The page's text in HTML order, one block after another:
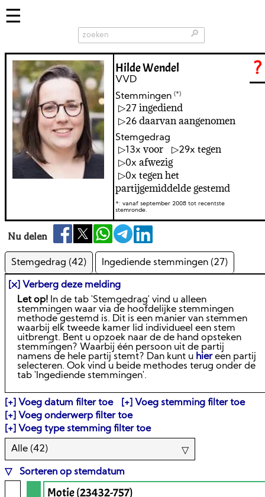
🔎
?
Hilde Wendel
VVD
Stemmingen (*)
27 ingediend
26 daarvan aangenomen
Stemgedrag
13
voor 29 tegen
0 afwezig
0
tegen het
partijgemiddelde gestemd
*: vanaf september 2008 tot recentste
stemronde.
Nu delen
Stemgedrag (42) Ingediende stemmingen (27)
[⛌] Verberg deze melding
Let op! In de tab 'Stemgedrag' vind u alleen
stemmingen waar via de hoofdelijke stemmingen
methode gestemd is. Dit is een manier van stemmen
waarbij elk tweede kamer lid individueel een stem
uitbrengt. Bent u opzoek naar de de hand opsteken
stemmingen? Waarbij één persoon uit de partij
namens de hele partij stemt? Dan kunt u hiereen partij
selecteren. Ook vind u beide methodes terug onder de
tab 'Ingediende stemmingen'.
Voeg datum filter toe
Voeg stemming filter toe
Voeg onderwerp filter toe
Voeg type stemming filter toe
Alle (42)
Sorteren op stemdatum
Motie (23432-757)